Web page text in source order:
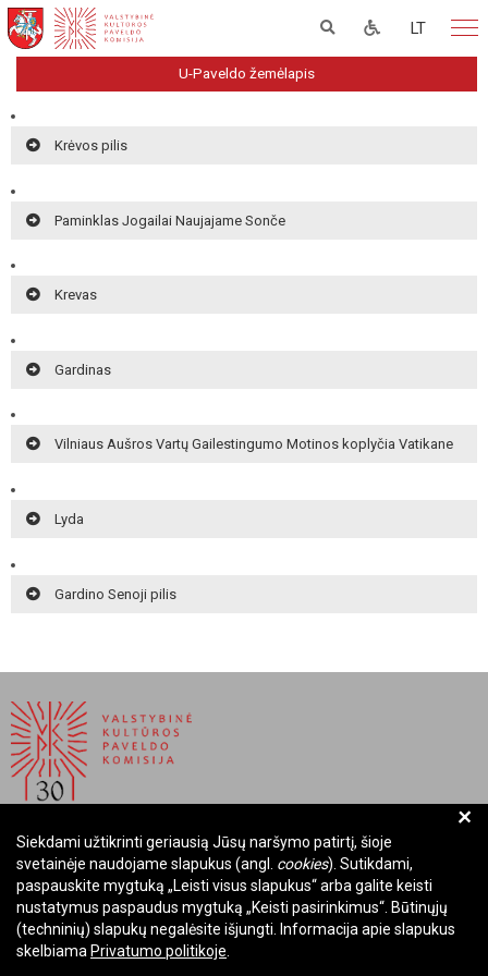
LT
U-Paveldo žemėlapis
Krėvos pilis
Paminklas Jogailai Naujajame Sonče
Krevas
Gardinas
Vilniaus Aušros Vartų Gailestingumo Motinos koplyčia Vatikane
Lyda
Gardino Senoji pilis
BIUDŽETINĖ ĮSTAIGA LIETUVOS RESPUBLIKOS
VALSTYBINĖ KULTŪROS PAVELDO KOMISIJA
Įmonės kodas: Juridinių asmenų registre 288700520
Adresas: Rūdninkų g. 13, 01135 Vilnius
+
Siekdami užtikrinti geriausią Jūsų naršymo patirtį, šioje
svetainėje naudojame slapukus (angl. cookies). Sutikdami,
paspauskite mygtuką „Leisti visus slapukus“ arba galite keisti
nustatymus paspaudus mygtuką „Keisti pasirinkimus“. Būtinųjų
(techninių) slapukų negalėsite išjungti. Informacija apie slapukus
skelbiama Privatumo politikoje